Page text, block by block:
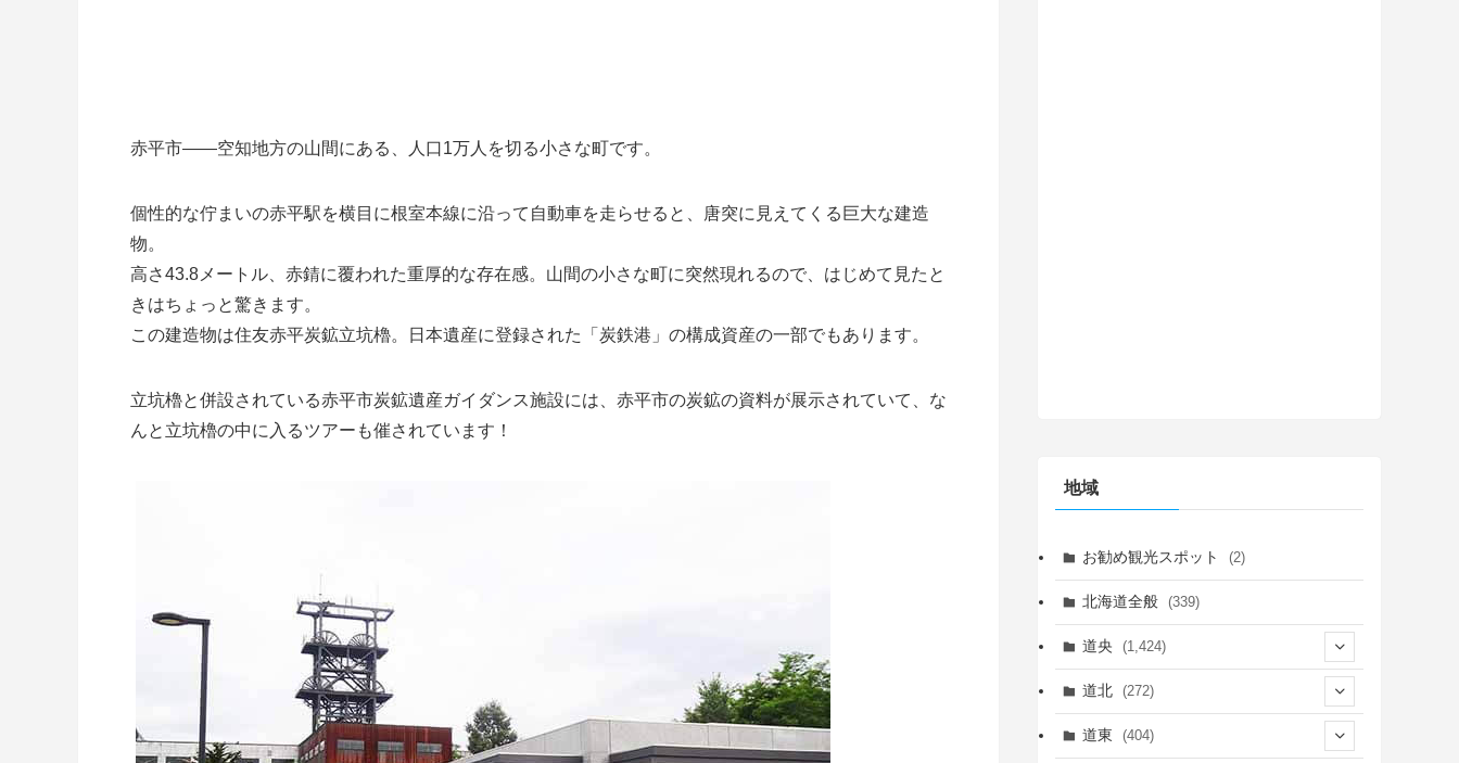
赤平市——空知地方の山間にある、人口1万人を切る小さな町です。
個性的な佇まいの赤平駅を横目に根室本線に沿って自動車を走らせると、唐突に見えてくる巨大な建造
物。
高さ43.8メートル、赤錆に覆われた重厚的な存在感。山間の小さな町に突然現れるので、はじめて見たと
きはちょっと驚きます。
この建造物は住友赤平炭鉱立坑櫓。日本遺産に登録された「炭鉄港」の構成資産の一部でもあります。
立坑櫓と併設されている赤平市炭鉱遺産ガイダンス施設には、赤平市の炭鉱の資料が展示されていて、な
んと立坑櫓の中に入るツアーも催されています！
地域
お勧め観光スポット (2)
北海道全般 (339)
道央 (1,424)
(339)
道北 (272)
道東 (404)